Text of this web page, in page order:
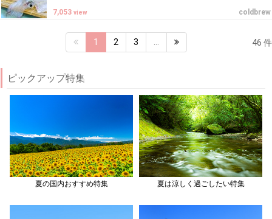
coldbrew
7,053 view
46 件
1 2 3
ピックアップ特集
夏の国内おすすめ特集 夏は涼しく過ごしたい特集